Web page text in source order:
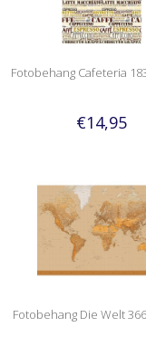
Fotobehang Cafeteria
€14,95
Fotobehang Die Welt